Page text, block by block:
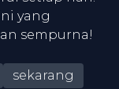
yang
sempurna!
sekarang